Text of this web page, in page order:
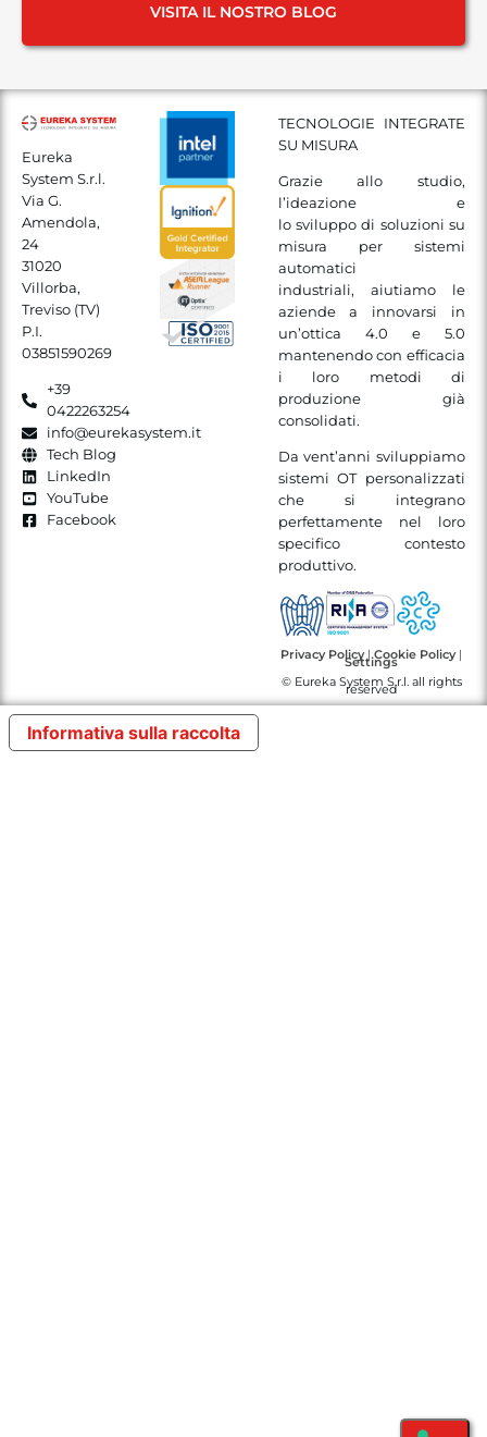
VISITA IL NOSTRO BLOG
TECNOLOGIE INTEGRATE
SU MISURA
Grazie allo studio,
l’ideazione e
lo sviluppo di soluzioni su
misura per sistemi
automatici
industriali, aiutiamo le
aziende a innovarsi in
un’ottica 4.0 e 5.0
mantenendo con efficacia
i loro metodi di
produzione già
consolidati.
Da vent’anni sviluppiamo
sistemi OT personalizzati
che si integrano
perfettamente nel loro
specifico contesto
produttivo.
Privacy Policy|Cookie Policy|
Settings
© Eureka System S.r.l. all rights
reserved
Eureka
System S.r.l.
Via G.
Amendola,
24
31020
Villorba,
Treviso (TV)
P.I.
03851590269
+39
0422263254
info@eurekasystem.it
Tech Blog
LinkedIn
YouTube
Facebook
Informativa sulla raccolta